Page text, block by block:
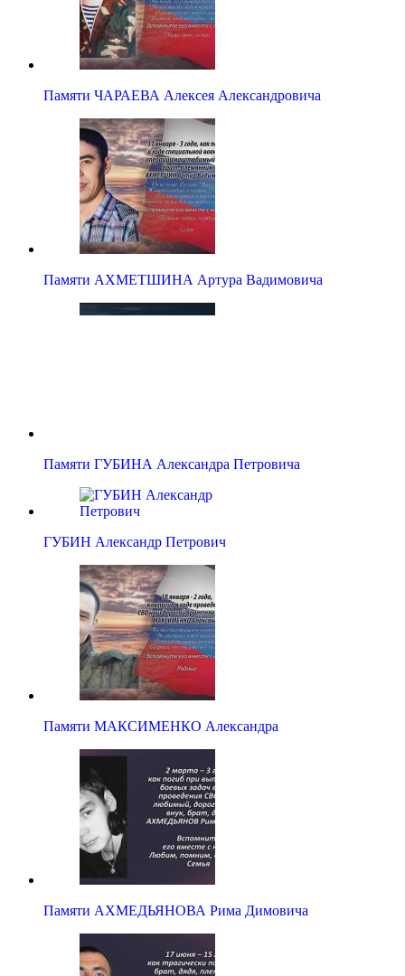
Памяти ЧАРАЕВА Алексея Александровича
Памяти АХМЕТШИНА Артура Вадимовича
Памяти ГУБИНА Александра Петровича
ГУБИН Александр Петрович
Памяти МАКСИМЕНКО Александра
Памяти АХМЕДЬЯНОВА Рима Димовича